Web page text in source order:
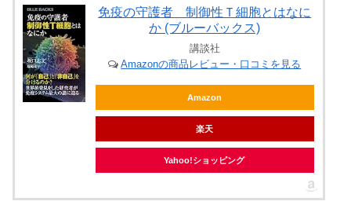
免疫の守護者 制御性Ｔ細胞とはなに
か (ブルーバックス)
講談社
Amazonの商品レビュー・口コミを見る
Amazon
楽天
Yahoo!ショッピング